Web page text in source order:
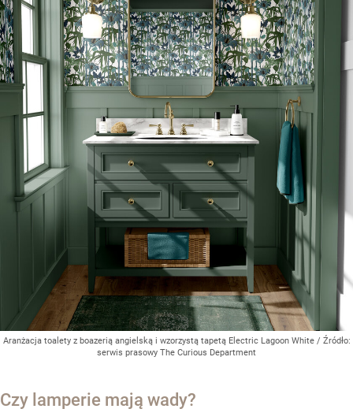
Aranżacja toalety z boazerią angielską i wzorzystą tapetą Electric Lagoon White / Źródło:
serwis prasowy The Curious Department
Czy lamperie mają wady?